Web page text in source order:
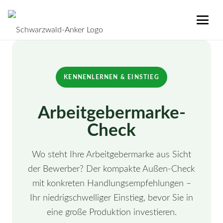
KENNENLERNEN & EINSTIEG
Arbeitgebermarke-
Check
Wo steht Ihre Arbeitgebermarke aus Sicht
der Bewerber? Der kompakte Außen-Check
mit konkreten Handlungsempfehlungen –
Ihr niedrigschwelliger Einstieg, bevor Sie in
eine große Produktion investieren.